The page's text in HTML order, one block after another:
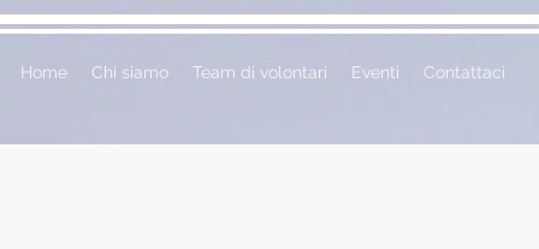
Home Chi siamo Team di volontari Eventi Contattaci